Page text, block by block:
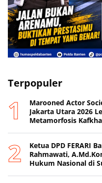
Terpopuler
Marooned Actor
Jakarta Utara 2026
Metamorfosis
Ketua DPD FERARI
Rahmawati,
Hukum Nasional di